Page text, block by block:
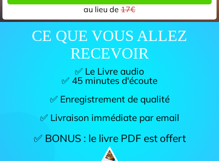
au lieu de 17€
CE QUE VOUS ALLEZ
RECEVOIR
✅ Le Livre audio
✅ 45 minutes d'écoute
✅ Enregistrement de qualité
✅ Livraison immédiate par email
✅ BONUS : le livre PDF est offert